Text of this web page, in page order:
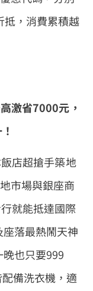
抵，消費累積越
激省7000元，
店超搶手築地
市場與銀座商
就能抵達國際
落最熱鬧天神
也只要999
備洗衣機，適